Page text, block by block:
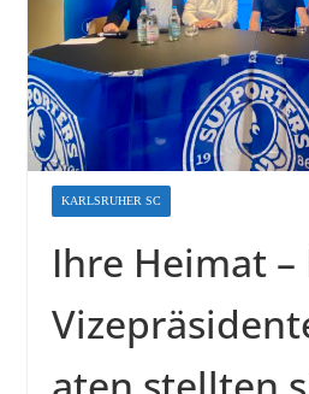
KARLSRUHER SC
Ihre Heimat –